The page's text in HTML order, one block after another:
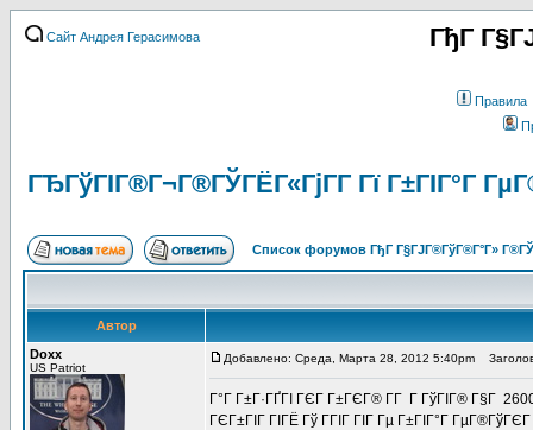
Сайт Андрея Герасимова ГђГ
Правила
ГЂГўГІГ®Г¬Г®ГЎГЁГ«ГјГ­Г Гї Г±ГІГ°Г
Список форумов ГђГ Г§ГЈГ®ГўГ®Г°Г»
Автор
Doxx
US Patriot
Добавлено: Среда, Марта 28, 2012 5:40pm
Г°Г Г±Г·ГҐГІ ГЄГ Г±ГЄГ® Г­Г Г ГўГІГ® Г§Г
ГЄГ±ГІГ ГІГЁ Гў ГГІГ ГІГ Гµ Г±ГІГ°Г